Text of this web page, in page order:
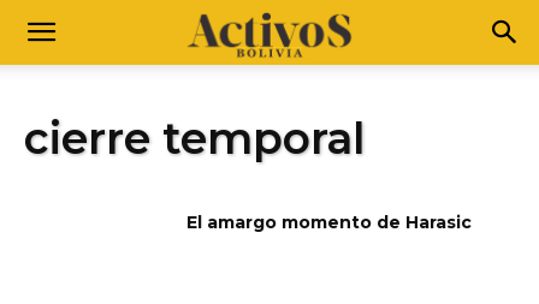
cierre temporal
El amargo momento de Harasic